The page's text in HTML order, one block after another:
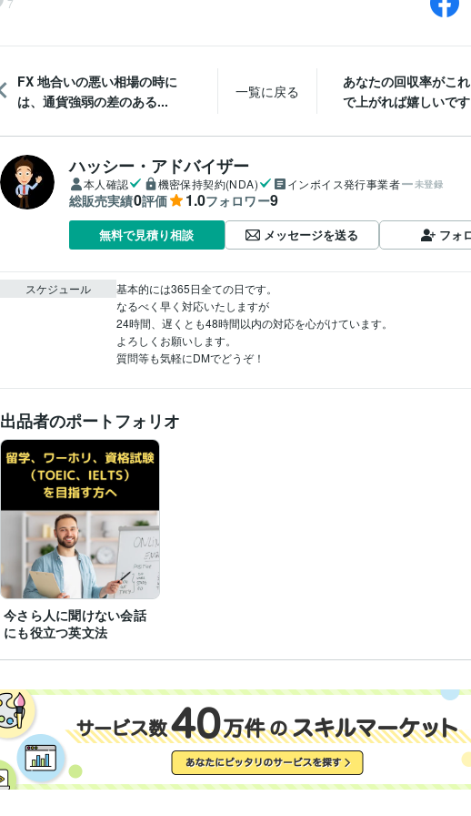
FX 地合いの悪い相場の時に
は、通貨強弱の差のある...
一覧に戻る
あなたの回収率がこ
で上がれば嬉しいで
ハッシー・アドバイザー
本人確認 機密保持契約(NDA) インボイス発行事業者 未登録
総販売実績0評価 1.0フォロワー9
無料で見積り相談 メッセージを送る フォ
スケジュール
基本的には365日全ての日です。
なるべく早く対応いたしますが
24時間、遅くとも48時間以内の対応を心がけています。
よろしくお願いします。
質問等も気軽にDMでどうぞ！
出品者のポートフォリオ
今さら人に聞けない会話
にも役立つ英文法